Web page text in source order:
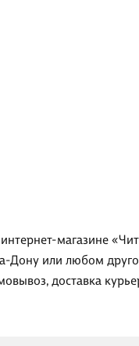
магазине
Дону или любом
доставка